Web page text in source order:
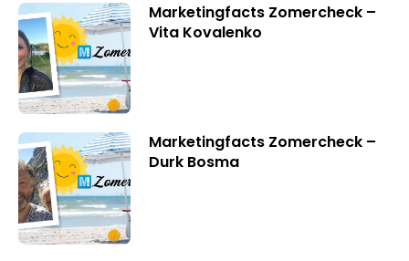
Marketingfacts Zomercheck –
Vita Kovalenko
Marketingfacts Zomercheck –
Durk Bosma